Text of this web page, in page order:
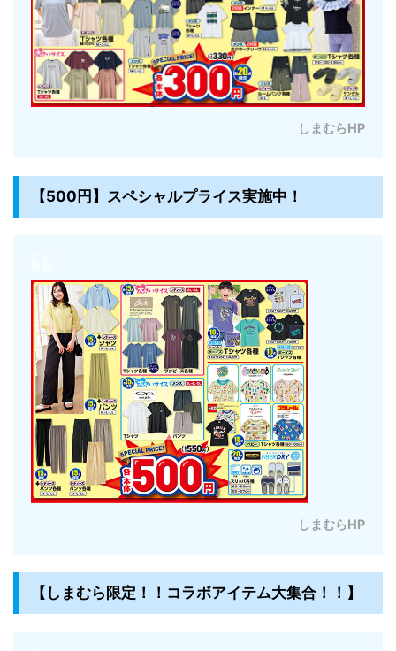
しまむらHP
【500円】スペシャルプライス実施中！
しまむらHP
【しまむら限定！！コラボアイテム大集合！！】